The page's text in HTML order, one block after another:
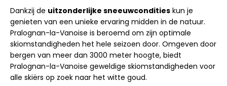
Dankzij de uitzonderlijke sneeuwcondities kun je
genieten van een unieke ervaring midden in de natuur.
Pralognan-la-Vanoise is beroemd om zijn optimale
skiomstandigheden het hele seizoen door. Omgeven door
bergen van meer dan 3000 meter hoogte, biedt
Pralognan-la-Vanoise geweldige skiomstandigheden voor
alle skiërs op zoek naar het witte goud.